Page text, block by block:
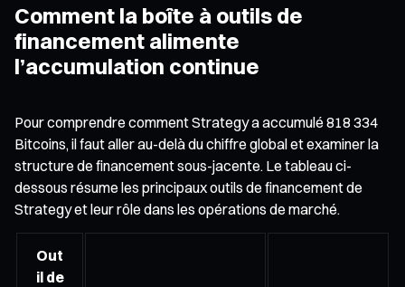
Comment la boîte à outils de
financement alimente
l’accumulation continue
Pour comprendre comment Strategy a accumulé 818 334
Bitcoins, il faut aller au-delà du chiffre global et examiner la
structure de financement sous-jacente. Le tableau ci-
dessous résume les principaux outils de financement de
Strategy et leur rôle dans les opérations de marché.
Out
il de